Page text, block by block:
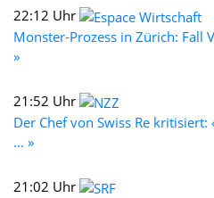
22:12 Uhr
Monster-Prozess in Zürich: Fall
»
21:52 Uhr
Der Chef von Swiss Re
... »
21:02 Uhr